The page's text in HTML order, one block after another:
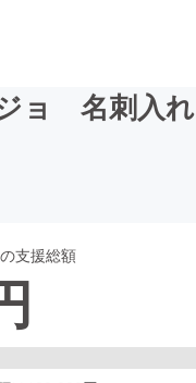
ョ 名刺入れ
支援総額